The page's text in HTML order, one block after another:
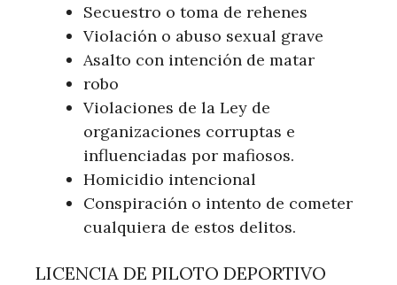
Secuestro o toma de rehenes
Violación o abuso sexual grave
Asalto con intención de matar
robo
Violaciones de la Ley de
organizaciones corruptas e
influenciadas por mafiosos.
Homicidio intencional
Conspiración o intento de cometer
cualquiera de estos delitos.
LICENCIA DE PILOTO DEPORTIVO